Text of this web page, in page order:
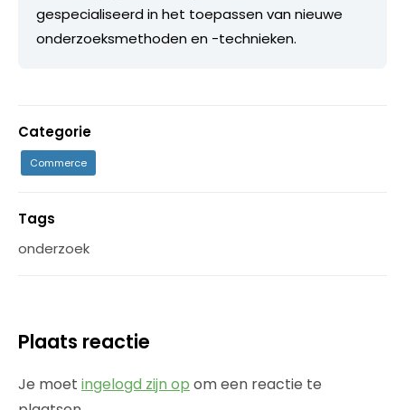
gespecialiseerd in het toepassen van nieuwe
onderzoeksmethoden en -technieken.
Categorie
Commerce
Tags
onderzoek
Plaats reactie
Je moet ingelogd zijn op om een reactie te